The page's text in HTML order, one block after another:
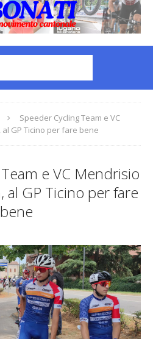
Speeder Cycling Team e VC
GP Ticino per fare bene
e VC Mendrisio
GP Ticino per fare
bene